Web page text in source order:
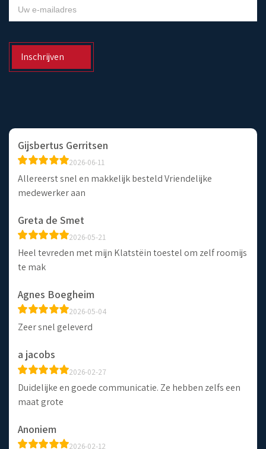
NIEUWSBRIEF
Inschrijven
Gijsbertus Gerritsen
2026-06-11
Allereerst snel en makkelijk besteld Vriendelijke
medewerker aan
Greta de Smet
2026-05-21
Heel tevreden met mijn Klatstëin toestel om zelf roomijs
te mak
Agnes Boegheim
2026-05-04
Zeer snel geleverd
a jacobs
2026-02-27
Duidelijke en goede communicatie. Ze hebben zelfs een
maat grote
Anoniem
2026-02-12